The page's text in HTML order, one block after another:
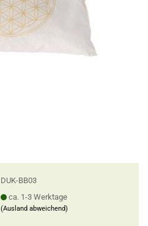
DUK-BB03
ca. 1-3 Werktage
(Ausland abweichend)